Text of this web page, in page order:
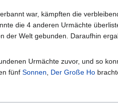
war, kämpften die
die 4 anderen Urmächte
der Welt gebunden. Daraufhin
Urmächte zuvor, und so
fünf Sonnen, Der Große Ho